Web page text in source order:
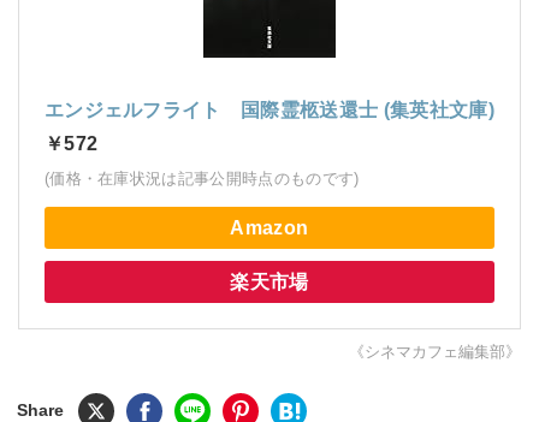
エンジェルフライト 国際霊柩送還士 (集英社文庫)
￥572
(価格・在庫状況は記事公開時点のものです)
Amazon
楽天市場
《シネマカフェ編集部》